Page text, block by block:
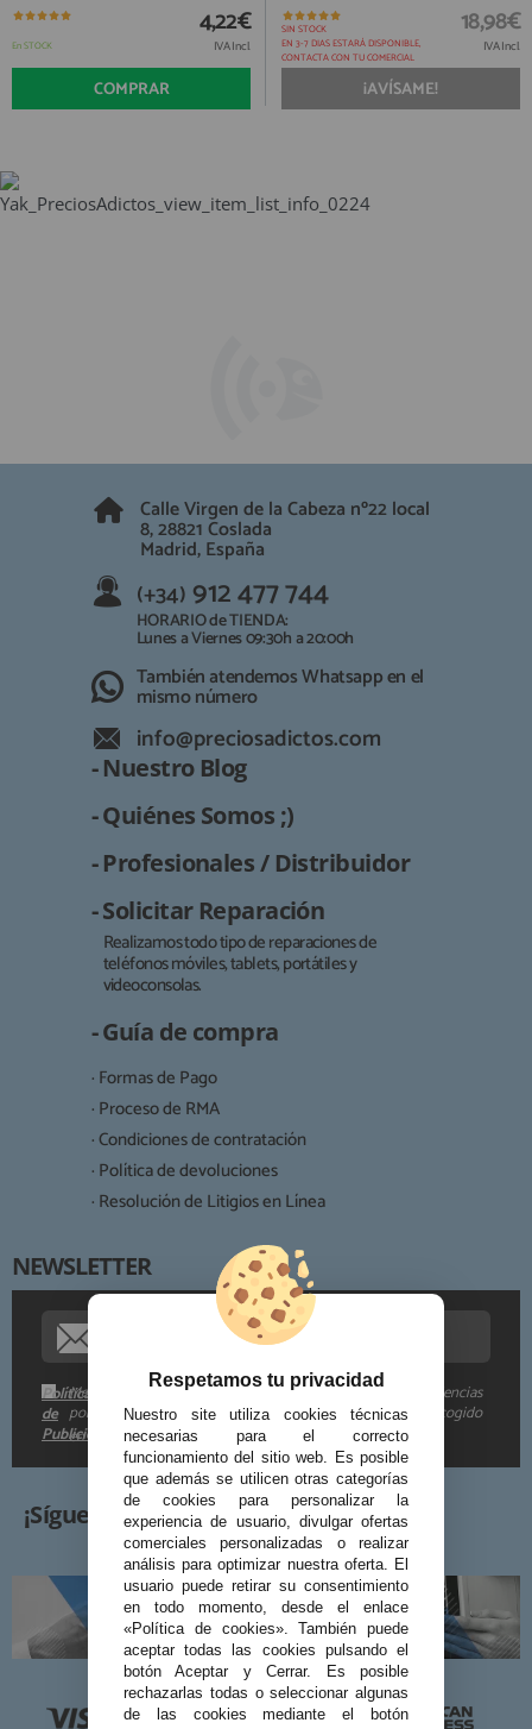
En STOCK
4,22€
IVA Incl.
COMPRAR
SIN STOCK
EN 3-7 DIAS ESTARÁ DISPONIBLE,
CONTACTA CON TU COMERCIAL
18,98€
IVA Incl.
¡AVÍSAME!
Calle Virgen de la Cabeza nº22 local
8, 28821 Coslada
Madrid, España
(+34) 912 477 744
HORARIO de TIENDA:
Lunes a Viernes 09:30h a 20:00h
También atendemos Whatsapp en el
mismo número
info@preciosadictos.com
- Nuestro Blog
- Quiénes Somos ;)
- Profesionales / Distribuidor
- Solicitar Reparación
Realizamos todo tipo de reparaciones de
teléfonos móviles, tablets, portátiles y
videoconsolas.
- Guía de compra
· Formas de Pago
· Proceso de RMA
· Condiciones de contratación
· Política de devoluciones
· Resolución de Litigios en Línea
NEWSLETTER
Me gustaría recibir descuentos exclusivos, novedades y tendencias
por e-mail. Puedo darme de baja cuando quiera según lo recogido
en la
Política
de
Publicidad
Responsable:
Finalidad:
Destinatarios:
Derechos:
Procedencia de los datos:
Información adicional:
¡Síguenos!
Respetamos tu privacidad
Nuestro site utiliza cookies técnicas
necesarias para el correcto
funcionamiento del sitio web. Es posible
que además se utilicen otras categorías
de cookies para personalizar la
experiencia de usuario, divulgar ofertas
comerciales personalizadas o realizar
análisis para optimizar nuestra oferta. El
usuario puede retirar su consentimiento
en todo momento, desde el enlace
«Política de cookies». También puede
aceptar todas las cookies pulsando el
botón Aceptar y Cerrar. Es posible
rechazarlas todas o seleccionar algunas
de las cookies mediante el botón